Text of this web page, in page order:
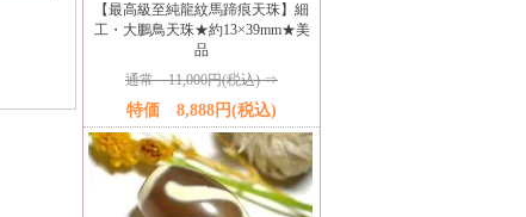
【最高級至純龍紋馬蹄痕天珠】細
工・大鵬鳥天珠★約13×39mm★美
品
通常 11,000円(税込) ⇒
特価 8,888円(税込)